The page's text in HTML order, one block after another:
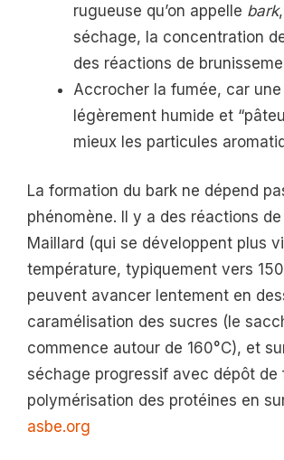
rugueuse qu’on appelle bark
séchage, la concentration
des réactions de
Accrocher la fumée, car
légèrement humide et
mieux les particules
La formation du bark ne dépend
phénomène. Il y a des réactions
Maillard (qui se développent plus
température, typiquement vers
peuvent avancer lentement en
caramélisation des sucres (le
commence autour de 160°C), et
séchage progressif avec dépôt de
polymérisation des protéines en
asbe.org